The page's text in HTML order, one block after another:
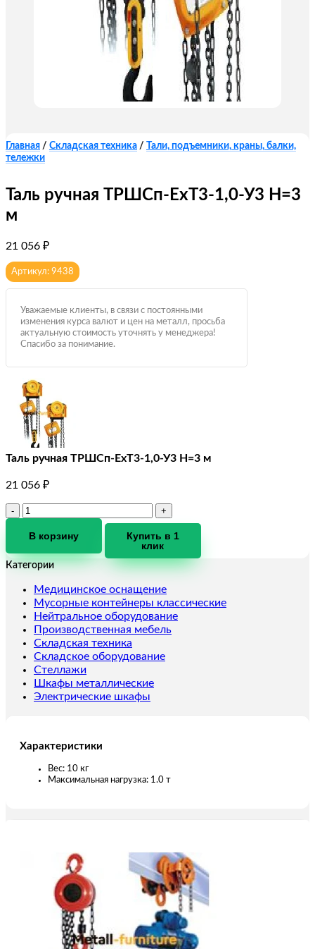
Главная / Складская техника /
Тали, подъемники, краны, балки,
тележки
Таль ручная ТРШCп-ЕхТ3-1,0-У3 Н=3
м
21 056 ₽
Артикул: 9438
Уважаемые клиенты, в связи с постоянными
изменения курса валют и цен на металл, просьба
актуальную стоимость уточнять у менеджера!
Спасибо за понимание.
Таль ручная ТРШCп-ЕхТ3-1,0-У3 Н=3 м
21 056 ₽
Количество
Таль
ТРШCп-
1,0-
У3
Н=3
м
В корзину
Купить в 1
клик
Категории
Медицинское оснащение
Мусорные контейнеры классические
Нейтральное оборудование
Производственная мебель
Складская техника
Складское оборудование
Стеллажи
Шкафы металлические
Электрические шкафы
Характеристики
Вес: 10 кг
Максимальная нагрузка: 1.0 т